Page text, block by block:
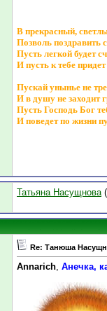
В прекрасный,
Позволь поздравить
Пусть легкой будет
И пусть к тебе придет
Пускай унынье не
И в душу не заходит
Пусть Господь Бог
И поведет по жизни
Татьяна Насущнова
Re: Танюша
Annarich, Анечка,